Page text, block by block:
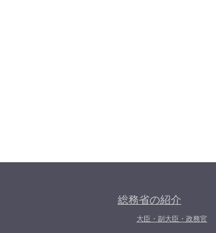
総務省の紹介
大臣・副大臣・政務官